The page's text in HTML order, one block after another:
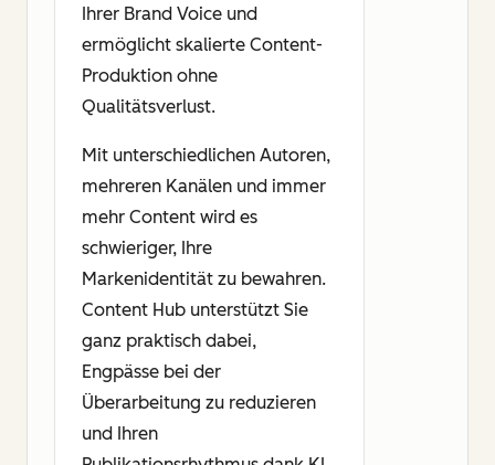
Ihrer Brand Voice und
ermöglicht skalierte Content-
Produktion ohne
Qualitätsverlust.
Mit unterschiedlichen Autoren,
mehreren Kanälen und immer
mehr Content wird es
schwieriger, Ihre
Markenidentität zu bewahren.
Content Hub unterstützt Sie
ganz praktisch dabei,
Engpässe bei der
Überarbeitung zu reduzieren
und Ihren